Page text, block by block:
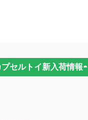
セルトイ新入荷情報◓